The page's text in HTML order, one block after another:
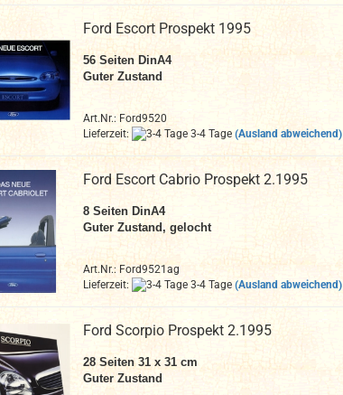
Ford Escort Prospekt 1995
56 Seiten DinA4
Guter Zustand
Art.Nr.: Ford9520
Lieferzeit:
3-4 Tage (Ausland abweichend)
Ford Escort Cabrio Prospekt 2.1995
8 Seiten DinA4
Guter Zustand, gelocht
Art.Nr.: Ford9521ag
Lieferzeit:
3-4 Tage (Ausland abweichend)
Ford Scorpio Prospekt 2.1995
28 Seiten 31 x 31 cm
Guter Zustand